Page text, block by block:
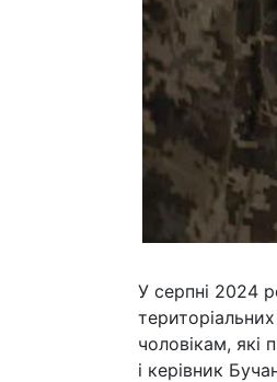
У серпні 2024
чоловікам, які
і керівник